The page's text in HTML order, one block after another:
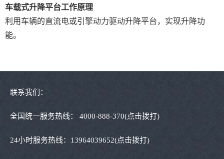
车载式升降平台工作原理
利用车辆的直流电或引擎动力驱动升降平台，实现升降功
能。
联系我们：
全国统一服务热线： 4000-888-370(点击拨打)
24小时服务热线： 13964039652(点击拨打)